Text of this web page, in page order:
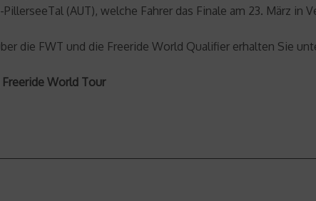
(AUT), welche Fahrer das Finale am 23. März in
die FWT und die Freeride World Qualifier erhalten Sie
World Tour